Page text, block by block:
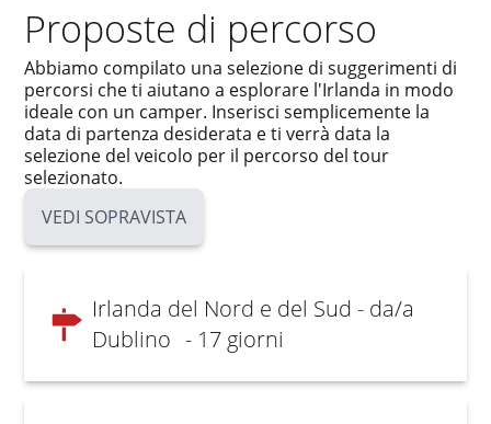
Proposte di percorso
Abbiamo compilato una selezione di suggerimenti di
percorsi che ti aiutano a esplorare l'Irlanda in modo
ideale con un camper. Inserisci semplicemente la
data di partenza desiderata e ti verrà data la
selezione del veicolo per il percorso del tour
selezionato.
VEDI SOPRAVISTA
Irlanda del Nord e del Sud - da/a
Dublino - 17 giorni